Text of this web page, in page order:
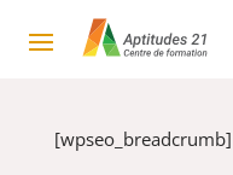
[wpseo_breadcrumb]